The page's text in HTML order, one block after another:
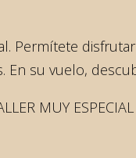
Permítete
En su vuelo,
MUY